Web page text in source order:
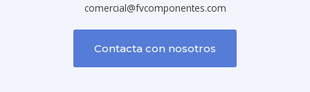
comercial@fvcomponentes.com
Contacta con nosotros